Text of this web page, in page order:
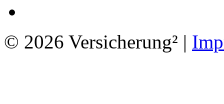
© 2026 Versicherung² |